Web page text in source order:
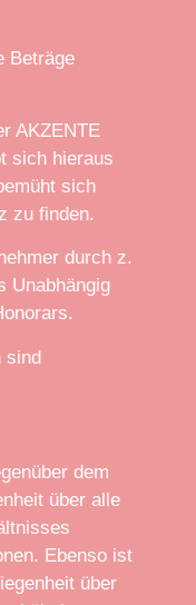
Beträge
AKZENTE
sich hieraus
sich
zu finden.
durch z.
Unabhängig
sind
dem
über alle
Ebenso ist
über